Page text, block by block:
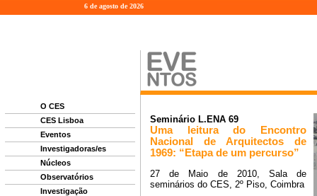
6 de agosto de 2026
O CES
CES Lisboa
Eventos
Investigadoras/es
Núcleos
Observatórios
Investigação